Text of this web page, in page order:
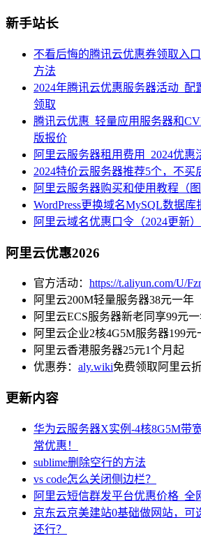
新手站长
不看后悔的腾讯云优惠券领取入
方法
2024年腾讯云优惠服务器活动_
领取
腾讯云优惠_轻量应用服务器和
版报价
阿里云服务器租用费用_2024优惠
2024特价云服务器推荐5个，不买
阿里云服务器购买和使用教程（图
WordPress更换域名MySQL数据
阿里云域名优惠口令（2024更新）
阿里云优惠2026
官方活动： https://t.aliyun.com/U/
阿里云200M轻量服务器38元一年
阿里云ECS服务器新老同享99元
阿里云企业2核4G5M服务器199元
阿里云香港服务器25元1个月起
优惠券： aly.wiki免费领取阿里云
更新内容
华为云服务器X实例-4核8G5M带
常优惠！
sublime删除空行的方法
vs code怎么关闭侧边栏？
阿里云短信群发平台优惠价格_全
京东云京美建站0基础做网站，可
还行？